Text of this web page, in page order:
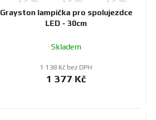
Grayston lampička pro spolujezdce
LED - 30cm
Skladem
1 138 Kč bez DPH
1 377 Kč